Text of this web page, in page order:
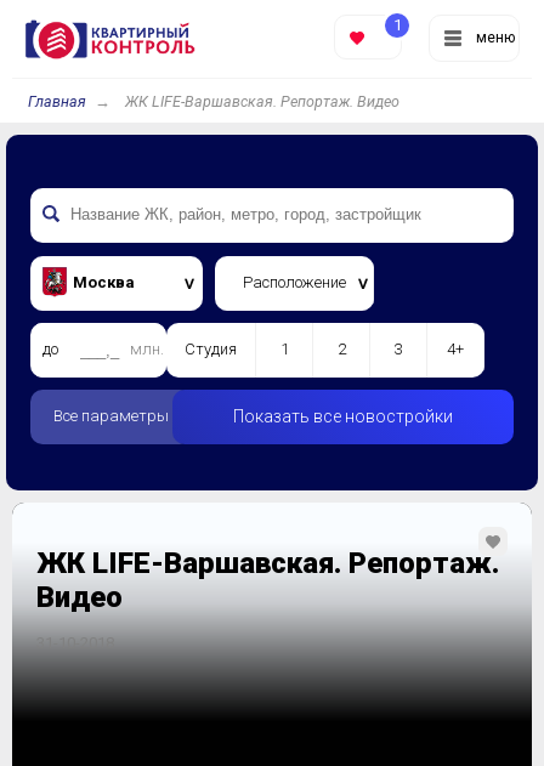
меню
1
Главная ЖК LIFE-Варшавская. Репортаж. Видео
Москва Расположение
до млн. Студия 1 2 3 4+
Все параметры Показать все новостройки
ЖК LIFE-Варшавская. Репортаж.
Видео